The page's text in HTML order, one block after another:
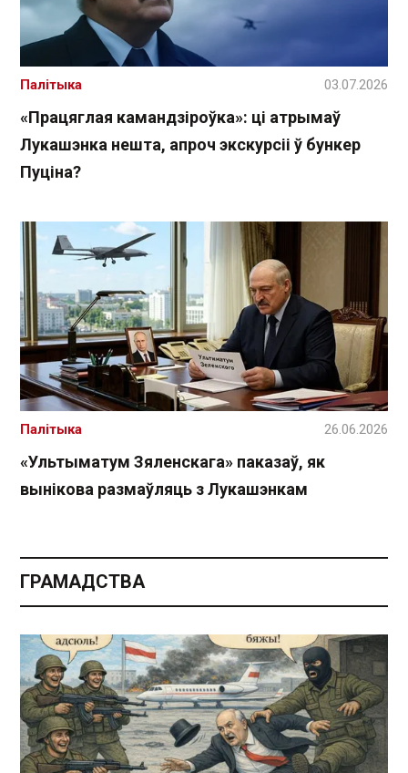
«Працяглая камандзіроўка»: ці атрымаў
Лукашэнка нешта, апроч экскурсіі ў бункер
Пуціна?
Палітыка 03.07.2026
«Ультыматум Зяленскага» паказаў, як
вынікова размаўляць з Лукашэнкам
Палітыка 26.06.2026
ГРАМАДСТВА